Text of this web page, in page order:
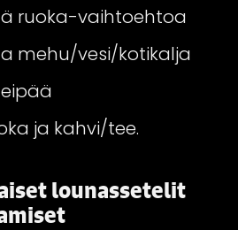
ruoka-vaihtoehtoa
mehu/vesi/kotikalja
ja kahvi/tee.
lounassetelit